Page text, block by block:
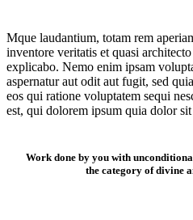
Mque laudantium, totam rem
inventore veritatis et quasi
explicabo. Nemo enim ipsam
aspernatur aut odit aut fugit, sed
eos qui ratione voluptatem sequi
est, qui dolorem ipsum quia dolor
Work done by you with
the category of divine